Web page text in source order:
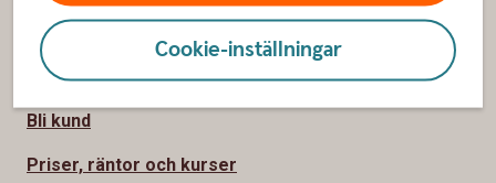
Cookie-inställningar
Spärrhjälp
Hitta bankkontor
Bli kund
Priser, räntor och kurser